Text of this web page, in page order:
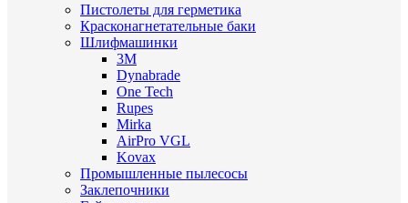
Пистолеты для герметика
Красконагнетательные баки
Шлифмашинки
3M
Dynabrade
One Tech
Rupes
Mirka
AirPro VGL
Kovax
Промышленные пылесосы
Заклепочники